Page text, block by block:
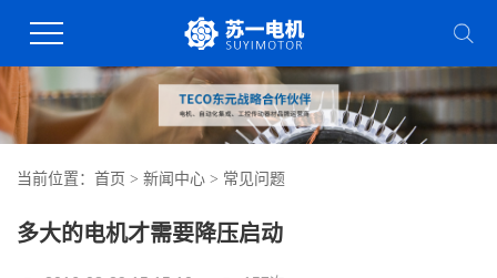
当前位置： 首页 > 新闻中心 > 常见问题
多大的电机才需要降压启动